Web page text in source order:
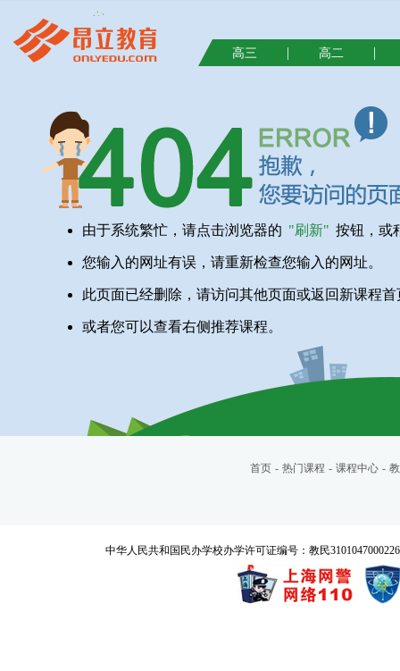
高三 | 高二 |
由于系统繁忙，请点击浏览器的 "刷新" 按钮，或
您输入的网址有误，请重新检查您输入的网址。
此页面已经删除，请访问其他页面或返回新课程首
或者您可以查看右侧推荐课程。
首页 - 热门课程 - 课程中心 -
中华人民共和国民办学校办学许可证编号：教民